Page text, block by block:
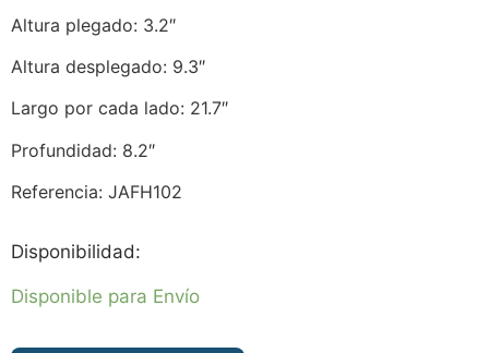
Altura plegado: 3.2″
Altura desplegado: 9.3″
Largo por cada lado: 21.7″
Profundidad: 8.2″
Referencia: JAFH102
Disponibilidad:
Disponible para Envío